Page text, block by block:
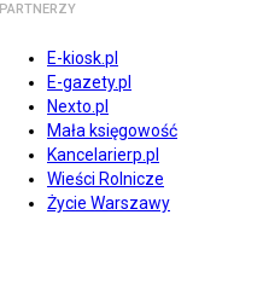
PARTNERZY
E-kiosk.pl
E-gazety.pl
Nexto.pl
Mała księgowość
Kancelarierp.pl
Wieści Rolnicze
Życie Warszawy